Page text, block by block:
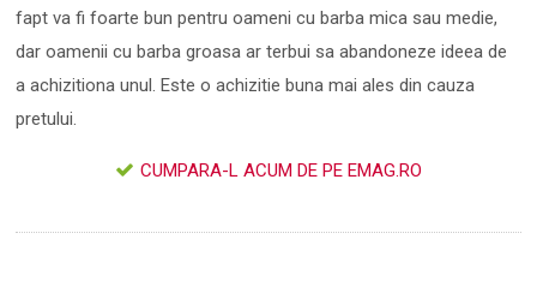
fapt va fi foarte bun pentru oameni cu barba mica sau medie,
dar oamenii cu barba groasa ar terbui sa abandoneze ideea de
a achizitiona unul. Este o achizitie buna mai ales din cauza
pretului.
CUMPARA-L ACUM DE PE EMAG.RO